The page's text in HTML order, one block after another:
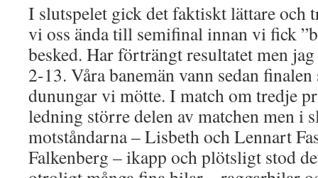
I slutspelet gick det faktiskt lättare och
vi oss ända till semifinal innan vi fick
besked. Har förträngt resultatet men
2-13. Våra banemän vann sedan finalen
dunungar vi mötte. I match om tredje
ledning större delen av matchen men i
motståndarna – Lisbeth och Lennart
Falkenberg – ikapp och plötsligt stod